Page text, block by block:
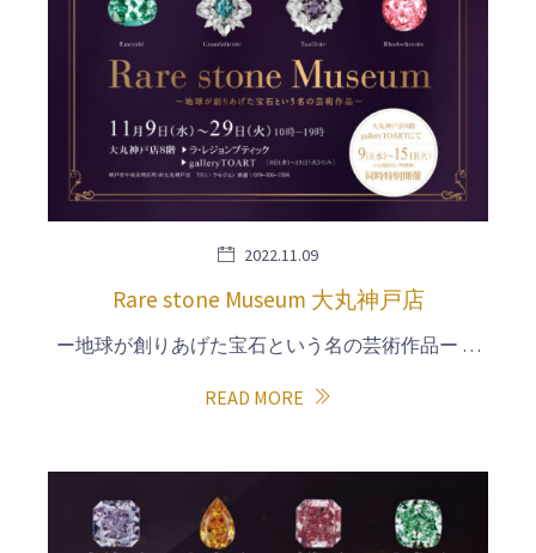
2022.11.09
Rare stone Museum 大丸神戸店
ー地球が創りあげた宝石という名の芸術作品ー …
READ MORE